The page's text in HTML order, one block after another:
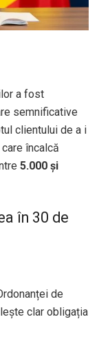
a fost
semnificative
clientului de a i
încalcă
5.000 și
în 30 de
de
clar obligația